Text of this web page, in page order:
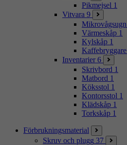
Pikmejsel 1
Vitvara 9
Mikrovågsugn
Värmeskåp 1
Kylskåp 1
Kaffebryggare
Inventarier 6
Skrivbord 1
Matbord 1
Köksstol 1
Kontorsstol 1
Klädskåp 1
Torkskåp 1
Förbrukningsmaterial
Skruv och plugg 37